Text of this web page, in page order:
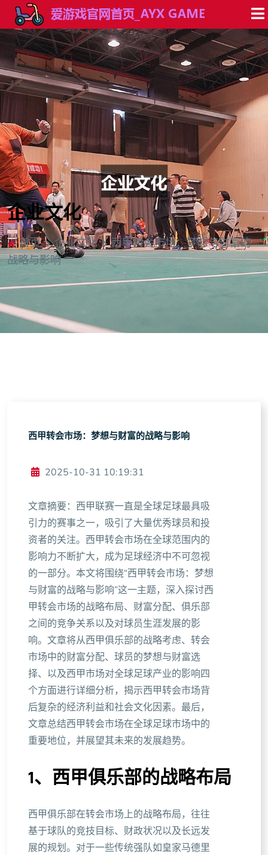
企业文化
首页 企业文化
西甲转会市场：梦想与财富的
战略与影响
西甲转会市场：梦想与财富的战略与影响
2025-10-31 10:19:31
文章摘要：西甲联赛一直是全球足球最具吸
引力的赛事之一，吸引了大量优秀球员和投
资者的关注。西甲转会市场在全球范围内的
影响力不断扩大，成为足球经济中不可忽视
的一部分。本文将围绕“西甲转会市场：梦想
与财富的战略与影响”这一主题，深入探讨西
甲转会市场的战略布局、财富分配、俱乐部
之间的竞争关系以及对球员生涯发展的影
响。文章将从西甲俱乐部的战略考虑、转会
市场中的财富分配、球员的梦想与财富选
择、以及西甲市场对全球足球产业的影响四
个方面进行详细分析，揭示西甲转会市场背
后复杂的经济利益和社会文化因素。最后，
文章总结西甲转会市场在全球足球市场中的
重要地位，并展望其未来的发展趋势。
1、西甲俱乐部的战略布局
西甲俱乐部在转会市场上的战略布局，往往
基于球队的竞技目标、财政状况以及长远发
展的规划。对于一些传统强队如皇家马德里